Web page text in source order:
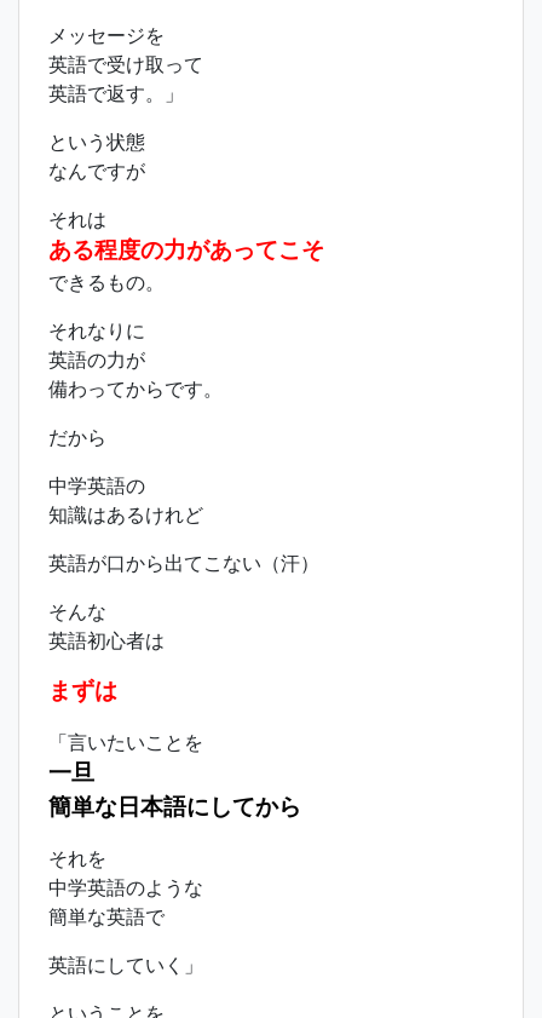
メッセージを
英語で受け取って
英語で返す。」
という状態
なんですが
それは
ある程度の力があってこそ
できるもの。
それなりに
英語の力が
備わってからです。
だから
中学英語の
知識はあるけれど
英語が口から出てこない（汗）
そんな
英語初心者は
まずは
「言いたいことを
一旦
簡単な日本語にしてから
それを
中学英語のような
簡単な英語で
英語にしていく」
ということを